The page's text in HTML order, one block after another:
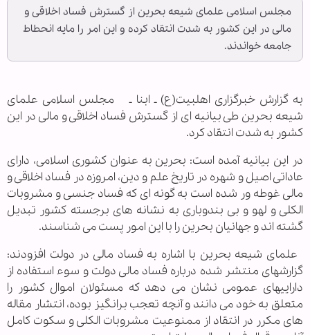
مجلس اسلامی علمای شیعه بحرین از گسترش فساد اخلاقی و
مالی در این کشور به شدت انتقاد کرده و این امر را مایه انحطاط
جامعه خواندند.
به گزارش خبرگزاری اهل‏بیت(ع) ـ ابنا ـ مجلس اسلامی علمای
شیعه بحرین طی بیانیه ای از گسترش فساد اخلاقی و مالی در این
کشور به شدت انتقاد کرد.
در این بیانیه آمده است: بحرین به عنوان کشوری اسلامی، دارای
عاداتی اصیل و شهره در تاریخ علم و دین، امروزه در فساد اخلاقی و
مالی غوطه ور شده است به گونه ای که فساد جنسی و مشروبات
الکلی و لهو و بی بندوباری به نشانه های برجسته کشور تبدیل
گشته اند و جهانیان بحرین را با این امور پست می شناسند.
علمای شیعه بحرین با اشاره به فساد مالی در دولت افزودند:
گزارشهای منتشر شده درباره فساد مالی دولت و سوء استفاده از
داراییهای عمومی نشان می دهد که مسئولان اموال کشور را
متعلق به خود می دانند و آنچه تعجب برانگیز بوده، انتشار مقاله
های مکرر در انتقاد از ممنوعیت مشروبات الکلی و سکوت کامل